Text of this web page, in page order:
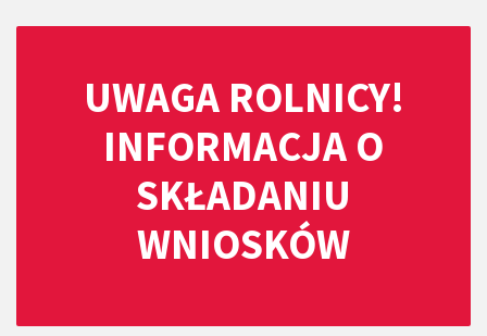
UWAGA ROLNICY!
INFORMACJA O
SKŁADANIU
WNIOSKÓW